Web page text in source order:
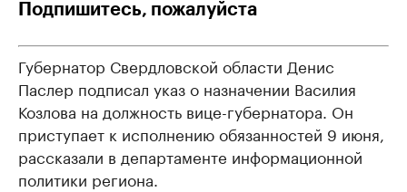
Подпишитесь, пожалуйста
Губернатор Свердловской области Денис
Паслер подписал указ о назначении Василия
Козлова на должность вице-губернатора. Он
приступает к исполнению обязанностей 9 июня,
рассказали в департаменте информационной
политики региона.